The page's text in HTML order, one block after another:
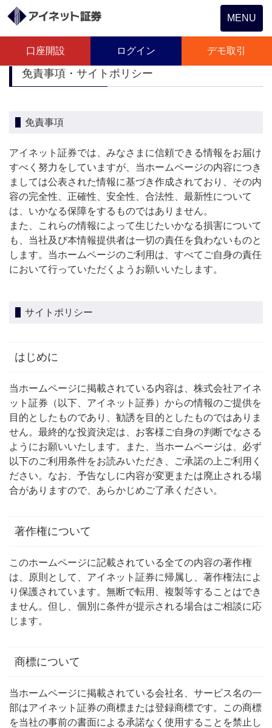
Toggle
navigation
MENU
口座開設 ログイン デモ取引
免責事項・サイトポリシー
免責事項
アイネット証券では、みなさまに信頼できる情報をお届け
すべく努力をしていますが、当ホームページの内容につき
ましては公表された情報に基づき作成されており、その内
容の完全性、正確性、安全性、合法性、最新性について
は、いかなる保障をするものではありません。
また、これらの情報によって生じたいかなる損害について
も、当社及び本情報提供者は一切の責任を負わないものと
します。当ホームページのご利用は、すべてご自身の責任
において行っていただくようお願いいたします。
サイトポリシー
はじめに
当ホームページに掲載されている内容は、株式会社アイネ
ット証券（以下、アイネット証券）からの情報のご提供を
目的としたものであり、勧誘を目的としたものではありま
せん。最終的な投資決定は、お客様ご自身の判断でなさる
ようにお願いいたします。また、当ホームページは、必ず
以下のご利用条件をお読みいただき、ご承諾の上ご利用く
ださい。なお、予告なしに内容が変更または廃止される場
合がありますので、あらかじめご了承ください。
著作権について
このホームページに記載されている全ての内容の著作権
は、原則として、アイネット証券に帰属し、著作権法によ
り保護されています。無断で転用、複製等することはでき
ません。但し、個別に条件が提示される場合はご相談に応
じます。
商標について
当ホームページに掲載されている会社名、サービス名の一
部はアイネット証券の商標または登録商標です。この商標
を当社の事前の書面による承諾なく使用することを禁止し